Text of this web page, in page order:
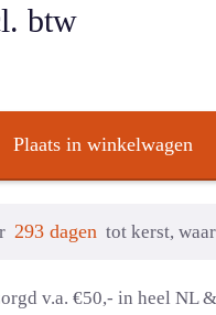
btw
Plaats in winkelwagen
293 dagen tot kerst,
v.a. €50,- in heel NL